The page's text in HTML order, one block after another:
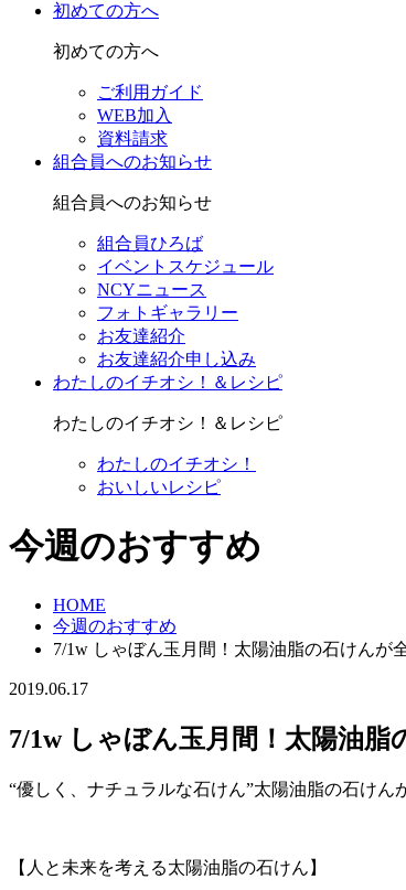
初めての方へ
初めての方へ
ご利用ガイド
WEB加入
資料請求
組合員へのお知らせ
組合員へのお知らせ
組合員ひろば
イベントスケジュール
NCYニュース
フォトギャラリー
お友達紹介
お友達紹介申し込み
わたしのイチオシ！＆レシピ
わたしのイチオシ！＆レシピ
わたしのイチオシ！
おいしいレシピ
今週のおすすめ
HOME
今週のおすすめ
7/1w しゃぼん玉月間！太陽油脂の石けんが
2019.06.17
7/1w しゃぼん玉月間！太陽油脂
“優しく、ナチュラルな石けん”太陽油脂の石け
【人と未来を考える太陽油脂の石けん】